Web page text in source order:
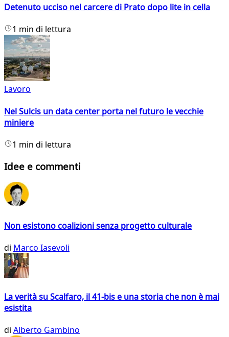
Detenuto ucciso nel carcere di Prato dopo lite in cella
1 min di lettura
Lavoro
Nel Sulcis un data center porta nel futuro le vecchie
miniere
1 min di lettura
Idee e commenti
Non esistono coalizioni senza progetto culturale
di Marco Iasevoli
La verità su Scalfaro, il 41-bis e una storia che non è mai
esistita
di Alberto Gambino